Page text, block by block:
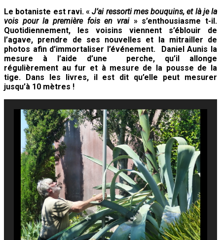
Le botaniste est ravi. «J’ai ressorti mes bouquins, et là je la
vois pour la première fois en vrai» s’enthousiasme t-il.
Quotidiennement, les voisins viennent s’éblouir de
l’agave, prendre de ses nouvelles et la mitrailler de
photos afin d’immortaliser l’événement. Daniel Aunis la
mesure à l’aide d’une perche, qu’il allonge
régulièrement au fur et à mesure de la pousse de la
tige. Dans les livres, il est dit qu’elle peut mesurer
jusqu’à 10 mètres !